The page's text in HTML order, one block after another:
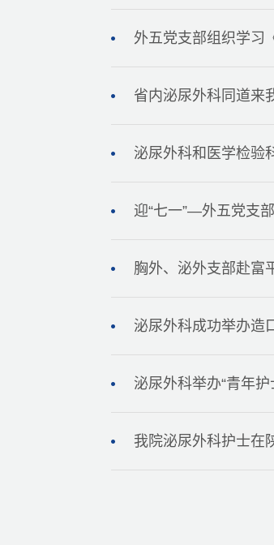
外五党支部组织学习
省内泌尿外科同道来
泌尿外科和医学检验
迎“七一”—外五党支
胸外、泌外支部赴富
泌尿外科成功举办造
泌尿外科举办“青年护
我院泌尿外科护士在